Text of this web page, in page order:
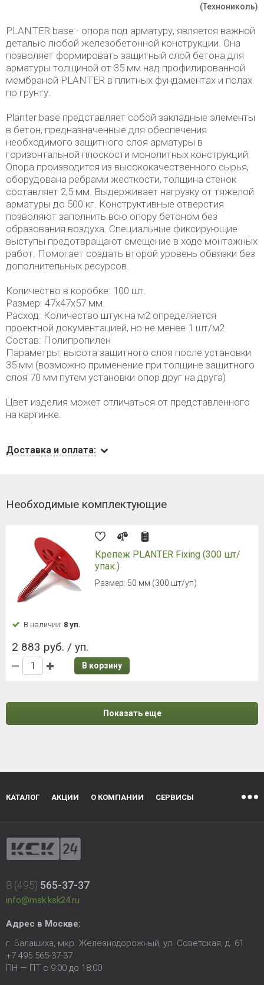
(Технониколь)
PLANTER base - опора под арматуру, является важной
деталью любой железобетонной конструкции. Она
позволяет формировать защитный слой бетона для
арматуры толщиной от 35 мм над профилированной
мембраной PLANTER в плитных фундаментах и полах
по грунту.
Planter base представляет собой закладные элементы
в бетон, предназначенные для обеспечения
необходимого защитного слоя арматуры в
горизонтальной плоскости монолитных конструкций.
Опора производится из высококачественного сырья,
оборудована рёбрами жесткости, толщина стенок
составляет 2,5 мм. Выдерживает нагрузку от тяжелой
арматуры до 500 кг. Конструктивные отверстия
позволяют заполнить всю опору бетоном без
образования воздуха. Специальные фиксирующие
выступы предотвращают смещение в ходе монтажных
работ. Помогает создать второй уровень обвязки без
дополнительных ресурсов.
Количество в коробке: 100 шт.
Размер: 47х47х57 мм.
Расход: Количество штук на м2 определяется
проектной документацией, но не менее 1 шт/м2
Состав: Полипропилен
Параметры: высота защитного слоя после установки
35 мм (возможно применение при толщине защитного
слоя 70 мм путем установки опор друг на друга)
Цвет изделия может отличаться от представленного
на картинке.
Доставка и оплата:
Необходимые комплектующие
Крепеж PLANTER Fixing (300 шт/
упак.)
Размер: 50 мм (300 шт/уп)
В наличии: 8 уп.
2 883 руб. / уп.
В корзину
Показать еще
КАТАЛОГ АКЦИИ О КОМПАНИИ СЕРВИСЫ
8 (495) 565-37-37
info@msk.ksk24.ru
Адрес в Москве:
г. Балашиха, мкр. Железнодорожный, ул. Советская, д. 61
+7 495 565-37-37
ПН — ПТ с 9:00 до 18:00